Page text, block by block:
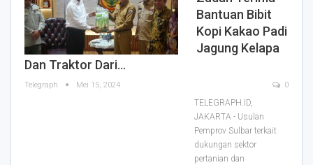
Bantuan Bibit
Kopi Kakao Padi
Jagung Kelapa
Dan Traktor Dari…
Telegraph Mei 15, 2024 0
TELEGRAPH.ID,
JAKARTA - Usulan
Pemprov Sulbar terkait
dukungan sektor
pertanian dan